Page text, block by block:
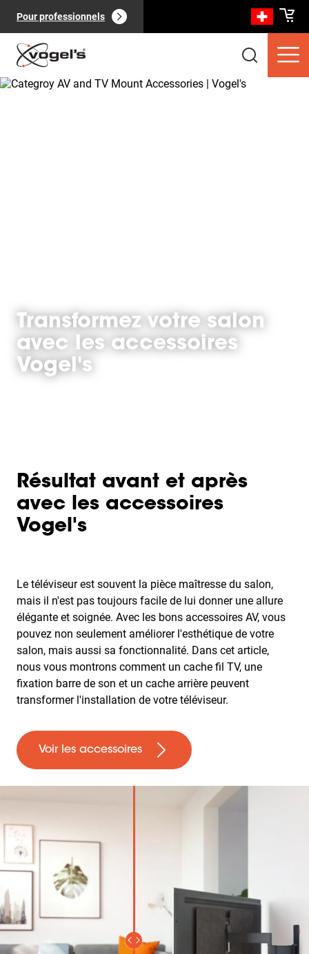
Pour professionnels
Transformez votre salon
avec les accessoires
Vogel's
Résultat avant et après
avec les accessoires
Vogel's
Le téléviseur est souvent la pièce maîtresse du salon,
mais il n'est pas toujours facile de lui donner une allure
élégante et soignée. Avec les bons accessoires AV, vous
pouvez non seulement améliorer l'esthétique de votre
salon, mais aussi sa fonctionnalité. Dans cet article,
nous vous montrons comment un cache fil TV, une
fixation barre de son et un cache arrière peuvent
transformer l'installation de votre téléviseur.
Voir les accessoires